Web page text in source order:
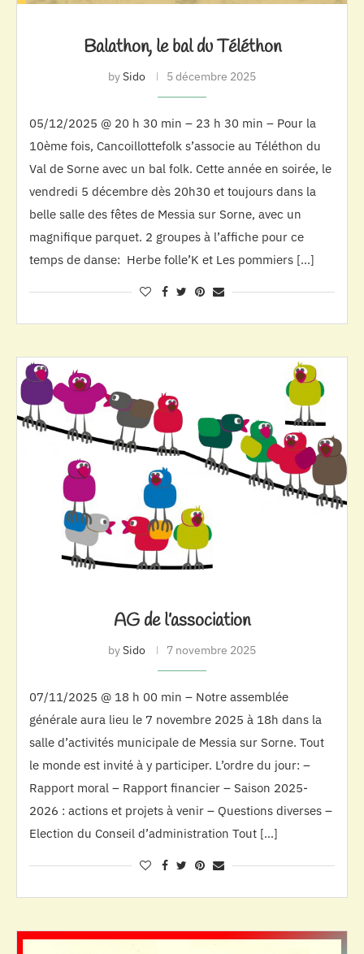
Balathon, le bal du Téléthon
bySido 5 décembre 2025
05/12/2025 @ 20 h 30 min – 23 h 30 min – Pour la
10ème fois, Cancoillottefolk s’associe au Téléthon du
Val de Sorne avec un bal folk. Cette année en soirée, le
vendredi 5 décembre dès 20h30 et toujours dans la
belle salle des fêtes de Messia sur Sorne, avec un
magnifique parquet. 2 groupes à l’affiche pour ce
temps de danse: Herbe folle’K et Les pommiers […]
AG de l’association
bySido 7 novembre 2025
07/11/2025 @ 18 h 00 min – Notre assemblée
générale aura lieu le 7 novembre 2025 à 18h dans la
salle d’activités municipale de Messia sur Sorne. Tout
le monde est invité à y participer. L’ordre du jour: –
Rapport moral – Rapport financier – Saison 2025-
2026 : actions et projets à venir – Questions diverses –
Election du Conseil d’administration Tout […]